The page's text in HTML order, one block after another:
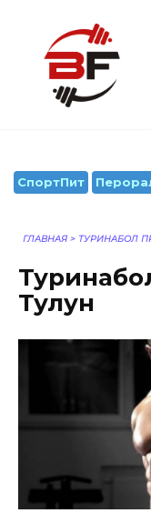
содержанию
СпортПит
ГЛАВНАЯ > ТУРИНАБОЛ
Тулун